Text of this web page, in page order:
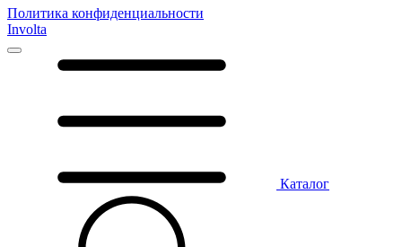
Политика конфиденциальности
Involta
Каталог